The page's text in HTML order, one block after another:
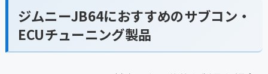
ジムニーJB64におすすめのサブコン・
ECUチューニング製品